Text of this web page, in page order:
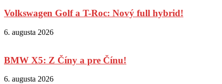
Volkswagen Golf a T-Roc: Nový full hybrid!
6. augusta 2026
BMW X5: Z Číny a pre Čínu!
6. augusta 2026